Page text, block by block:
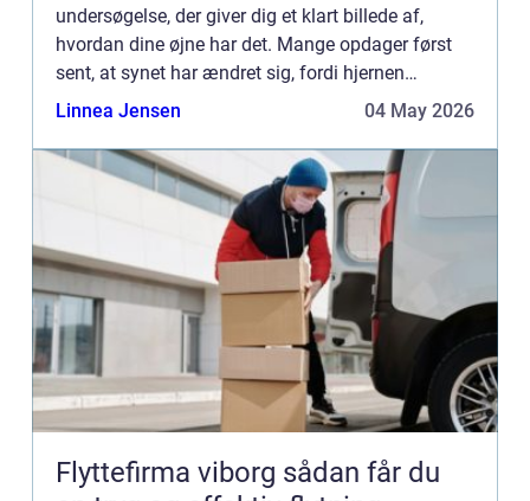
undersøgelse, der giver dig et klart billede af,
hvordan dine øjne har det. Mange opdager først
sent, at synet har ændret sig, fordi hjernen
langsomt vænner sig til et dårligere syn. Derfor
Linnea Jensen 04 May 2026
Flyttefirma viborg sådan får du